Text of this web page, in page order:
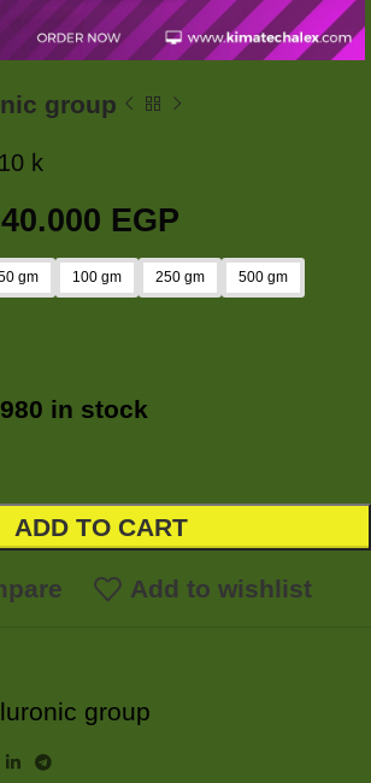
group
k
40.000 EGP
gm 100 gm 250 gm 500 gm
980 in stock
ADD TO CART
Add to wishlist
group